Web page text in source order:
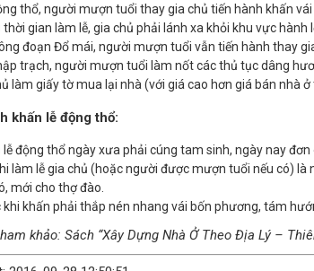
thổ, người mượn tuổi thay gia chủ tiến hành khấn vái
thời gian làm lễ, gia chủ phải lánh xa khỏi khu vực hành
đoạn Đổ mái, người mượn tuổi vẫn tiến hành thay
trạch, người mượn tuổi làm nốt các thủ tục dâng
làm giấy tờ mua lại nhà (với giá cao hơn giá bán nhà
khấn lễ động thổ:
lễ động thổ ngày xưa phải cúng tam sinh, ngày nay
làm lễ gia chủ (hoặc người được mượn tuổi nếu có)
mới cho thợ đào.
khi khấn phải thắp nén nhang vái bốn phương, tám
khảo: Sách “Xây Dựng Nhà Ở Theo Địa Lý –